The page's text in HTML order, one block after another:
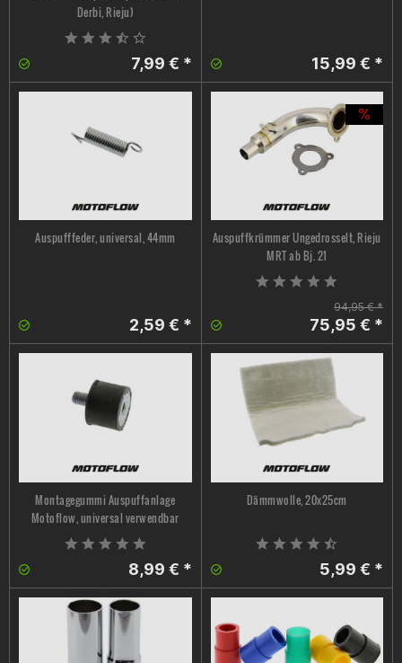
Derbi, Rieju)
7,99 € * 15,99 € *
Auspufffeder, universal, 44mm
2,59 € *
Auspuffkrümmer Ungedrosselt, Rieju
MRT ab Bj. 21
94,95 € *
75,95 € *
Montagegummi Auspuffanlage
Motoflow, universal verwendbar
8,99 € *
Dämmwolle, 20x25cm
5,99 € *